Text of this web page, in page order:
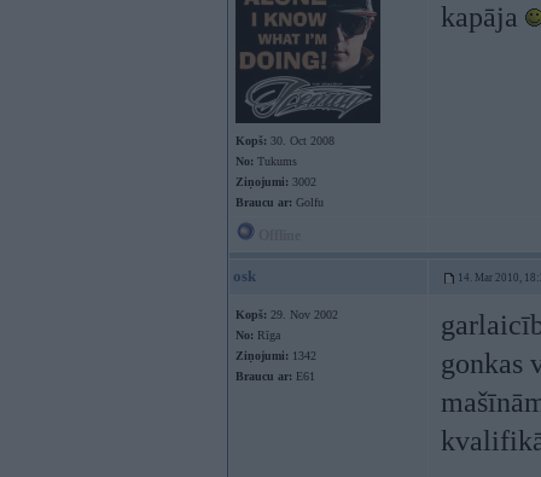
Kopš: 30. Oct 2008
No: Tukums
Ziņojumi: 3002
Braucu ar: Golfu
kapāja
osk 14. Mar 2010,
Kopš: 29. Nov 2002
No: Rīga
Ziņojumi: 1342
Braucu ar: E61
gonkas